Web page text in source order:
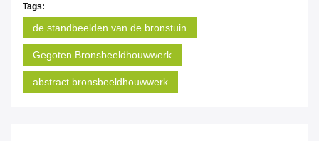
Tags:
de standbeelden van de bronstuin
Gegoten Bronsbeeldhouwwerk
abstract bronsbeeldhouwwerk